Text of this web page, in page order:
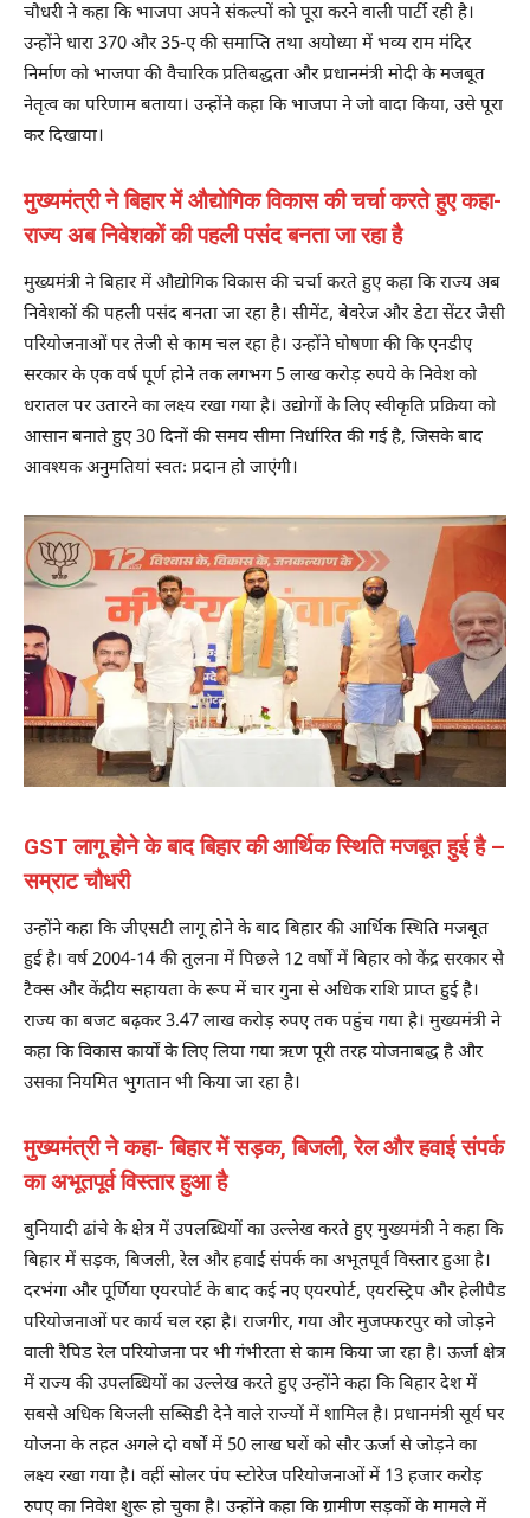
चौधरी ने कहा कि भाजपा अपने संकल्पों को पूरा करने वाली पार्टी रही है।
उन्होंने धारा 370 और 35-ए की समाप्ति तथा अयोध्या में भव्य राम मंदिर
निर्माण को भाजपा की वैचारिक प्रतिबद्धता और प्रधानमंत्री मोदी के मजबूत
नेतृत्व का परिणाम बताया। उन्होंने कहा कि भाजपा ने जो वादा किया, उसे पूरा
कर दिखाया।
मुख्यमंत्री ने बिहार में औद्योगिक विकास की चर्चा करते हुए कहा-
राज्य अब निवेशकों की पहली पसंद बनता जा रहा है
मुख्यमंत्री ने बिहार में औद्योगिक विकास की चर्चा करते हुए कहा कि राज्य अब
निवेशकों की पहली पसंद बनता जा रहा है। सीमेंट, बेवरेज और डेटा सेंटर जैसी
परियोजनाओं पर तेजी से काम चल रहा है। उन्होंने घोषणा की कि एनडीए
सरकार के एक वर्ष पूर्ण होने तक लगभग 5 लाख करोड़ रुपये के निवेश को
धरातल पर उतारने का लक्ष्य रखा गया है। उद्योगों के लिए स्वीकृति प्रक्रिया को
आसान बनाते हुए 30 दिनों की समय सीमा निर्धारित की गई है, जिसके बाद
आवश्यक अनुमतियां स्वतः प्रदान हो जाएंगी।
GST लागू होने के बाद बिहार की आर्थिक स्थिति मजबूत हुई है –
सम्राट चौधरी
उन्होंने कहा कि जीएसटी लागू होने के बाद बिहार की आर्थिक स्थिति मजबूत
हुई है। वर्ष 2004-14 की तुलना में पिछले 12 वर्षों में बिहार को केंद्र सरकार से
टैक्स और केंद्रीय सहायता के रूप में चार गुना से अधिक राशि प्राप्त हुई है।
राज्य का बजट बढ़कर 3.47 लाख करोड़ रुपए तक पहुंच गया है। मुख्यमंत्री ने
कहा कि विकास कार्यों के लिए लिया गया ऋण पूरी तरह योजनाबद्ध है और
उसका नियमित भुगतान भी किया जा रहा है।
मुख्यमंत्री ने कहा- बिहार में सड़क, बिजली, रेल और हवाई संपर्क
का अभूतपूर्व विस्तार हुआ है
बुनियादी ढांचे के क्षेत्र में उपलब्धियों का उल्लेख करते हुए मुख्यमंत्री ने कहा कि
बिहार में सड़क, बिजली, रेल और हवाई संपर्क का अभूतपूर्व विस्तार हुआ है।
दरभंगा और पूर्णिया एयरपोर्ट के बाद कई नए एयरपोर्ट, एयरस्ट्रिप और हेलीपैड
परियोजनाओं पर कार्य चल रहा है। राजगीर, गया और मुजफ्फरपुर को जोड़ने
वाली रैपिड रेल परियोजना पर भी गंभीरता से काम किया जा रहा है। ‎ऊर्जा क्षेत्र
में राज्य की उपलब्धियों का उल्लेख करते हुए उन्होंने कहा कि बिहार देश में
सबसे अधिक बिजली सब्सिडी देने वाले राज्यों में शामिल है। प्रधानमंत्री सूर्य घर
योजना के तहत अगले दो वर्षों में 50 लाख घरों को सौर ऊर्जा से जोड़ने का
लक्ष्य रखा गया है। वहीं सोलर पंप स्टोरेज परियोजनाओं में 13 हजार करोड़
रुपए का निवेश शुरू हो चुका है। उन्होंने कहा कि ग्रामीण सड़कों के मामले में